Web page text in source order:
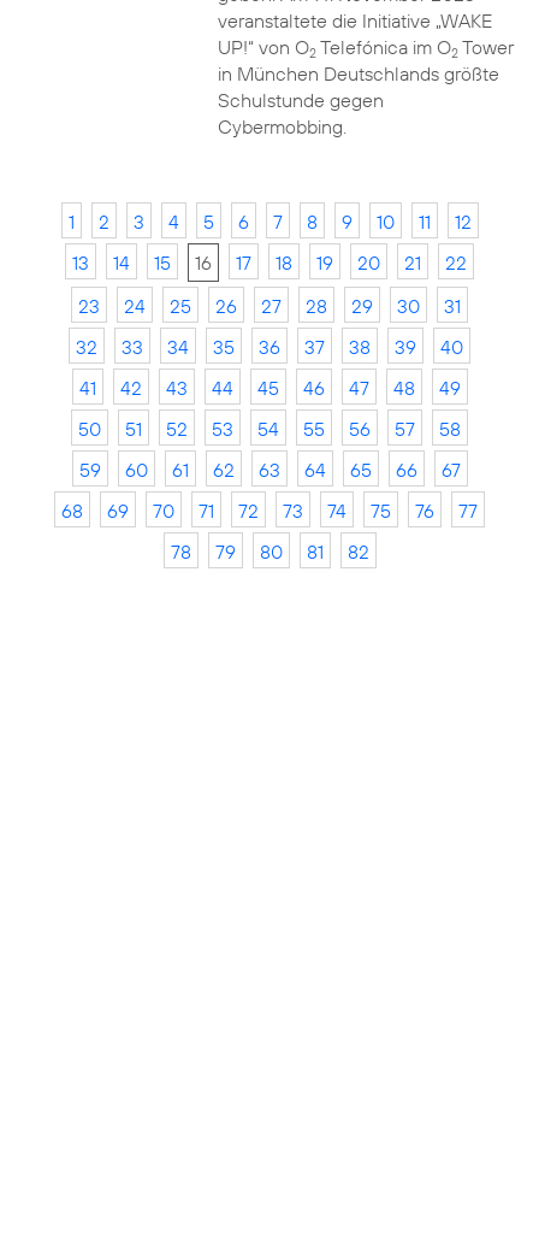
veranstaltete die Initiative „WAKE
UP!“ von O2Telefónica im O2Tower
in München Deutschlands größte
Schulstunde gegen
Cybermobbing.
1 2 3 4 5 6 7 8 9 10 11
12
13
14 15 16 17 18 19 20 21
22
23
24 25 26 27 28 29 30
31
32
33 34 35 36 37 38 39
40
41
42 43 44 45 46 47 48
49
50
51 52 53 54 55 56 57
58
59
60 61 62 63 64 65 66
67
68
69 70 71 72 73 74 75 76
77
78
79 80 81 82